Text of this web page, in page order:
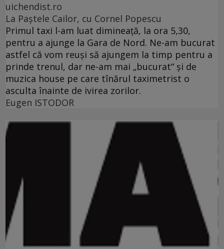
uichendist.ro
La Paştele Cailor, cu Cornel Popescu
Primul taxi l-am luat dimineaţă, la ora 5,30,
pentru a ajunge la Gara de Nord. Ne-am bucurat
astfel că vom reuşi să ajungem la timp pentru a
prinde trenul, dar ne-am mai „bucurat“ şi de
muzica house pe care tînărul taximetrist o
asculta înainte de ivirea zorilor.
Eugen ISTODOR